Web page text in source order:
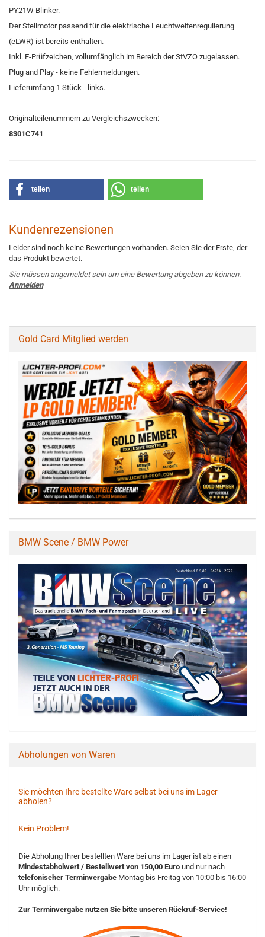
PY21W Blinker.
Der Stellmotor passend für die elektrische Leuchtweitenregulierung
(eLWR) ist bereits enthalten.
Inkl. E-Prüfzeichen, vollumfänglich im Bereich der StVZO zugelassen.
Plug and Play - keine Fehlermeldungen.
Lieferumfang 1 Stück - links.
Originalteilenummern zu Vergleichszwecken:
8301C741
teilen teilen
Kundenrezensionen
Leider sind noch keine Bewertungen vorhanden. Seien Sie der Erste, der
das Produkt bewertet.
Sie müssen angemeldet sein um eine Bewertung abgeben zu können.
Anmelden
Gold Card Mitglied werden
BMW Scene / BMW Power
Abholungen von Waren
Sie möchten Ihre bestellte Ware selbst bei uns im Lager
abholen?
Kein Problem!
Die Abholung Ihrer bestellten Ware bei uns im Lager ist ab einen
Mindestabholwert / Bestellwert von 150,00 Euro und nur nach
telefonischer Terminvergabe Montag bis Freitag von 10:00 bis 16:00
Uhr möglich.
Zur Terminvergabe nutzen Sie bitte unseren Rückruf-Service!